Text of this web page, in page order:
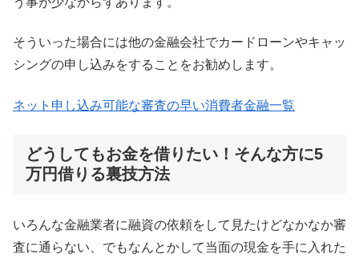
そういった場合には他の金融会社でカードローンやキャッ
シングの申し込みをすることをお勧めします。
ネット申し込み可能な審査の早い消費者金融一覧
どうしてもお金を借りたい！そんな方に5
万円借りる裏技方法
いろんな金融業者に融資の依頼をして見たけどなかなか審
査に通らない、でもなんとかして当面の現金を手に入れた